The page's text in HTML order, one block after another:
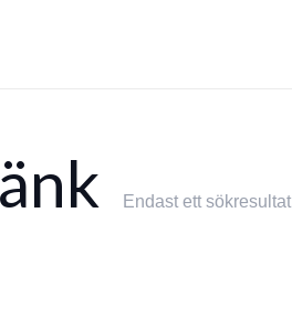
Endast ett sökresultat